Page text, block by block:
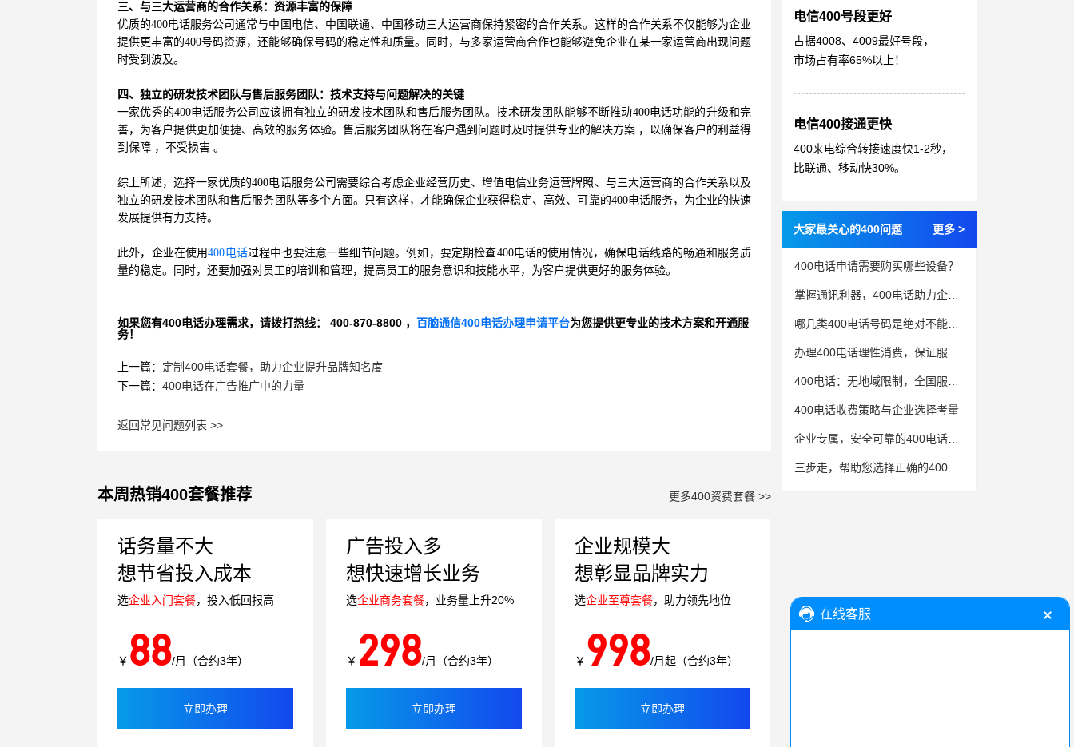
三、与三大运营商的合作关系：资源丰富的保障
优质的400电话服务公司通常与中国电信、中国联通、中国移动三大运营商保持紧密的合作关系。这样的合作关系不仅能够为企业
提供更丰富的400号码资源，还能够确保号码的稳定性和质量。同时，与多家运营商合作也能够避免企业在某一家运营商出现问题
时受到波及。
四、独立的研发技术团队与售后服务团队：技术支持与问题解决的关键
一家优秀的400电话服务公司应该拥有独立的研发技术团队和售后服务团队。技术研发团队能够不断推动400电话功能的升级和完
善，为客户提供更加便捷、高效的服务体验。售后服务团队将在客户遇到问题时及时提供专业的解决方案 ，以确保客户的利益得
到保障 ，不受损害 。
综上所述，选择一家优质的400电话服务公司需要综合考虑企业经营历史、增值电信业务运营牌照、与三大运营商的合作关系以及
独立的研发技术团队和售后服务团队等多个方面。只有这样，才能确保企业获得稳定、高效、可靠的400电话服务，为企业的快速
发展提供有力支持。
此外，企业在使用400电话过程中也要注意一些细节问题。例如，要定期检查400电话的使用情况，确保电话线路的畅通和服务质
量的稳定。同时，还要加强对员工的培训和管理，提高员工的服务意识和技能水平，为客户提供更好的服务体验。
如果您有400电话办理需求，请拨打热线： 400-870-8800 ， 百脑通信400电话办理申请平台为您提供更专业的技术方案和开通服
务！
上一篇： 定制400电话套餐，助力企业提升品牌知名度
下一篇： 400电话在广告推广中的力量
返回常见问题列表 >>
本周热销400套餐推荐 更多400资费套餐 >>
话务量不大
想节省投入成本
选企业入门套餐，投入低回报高
￥ 88/月（合约3年）
立即办理
广告投入多
想快速增长业务
选企业商务套餐，业务量上升20%
￥ 298/月（合约3年）
立即办理
企业规模大
想彰显品牌实力
选企业至尊套餐，助力领先地位
￥ 998/月起（合约3年）
立即办理
电信400号段更好
占据4008、4009最好号段，
市场占有率65%以上！
电信400接通更快
400来电综合转接速度快1-2秒，
比联通、移动快30%。
大家最关心的400问题 更多 >
400电话申请需要购买哪些设备？
400电话收费策略与企业选择考量